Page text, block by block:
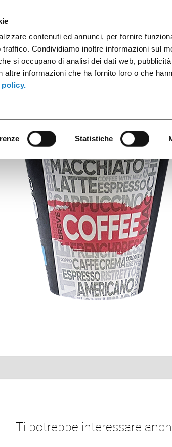
contenuti ed annunci, per fornire
Condividiamo inoltre informazioni sul
si occupano di analisi dei dati web,
altre informazioni che ha fornito loro o che
policy.
Statistiche
Carta Urban
12cl/4oz
Ti potrebbe interessare